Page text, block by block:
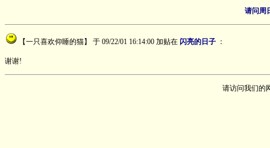
请问周
【一只喜欢仰睡的猫】 于 09/22/01 16:14:00 加贴在 闪亮的日子 ：
谢谢!
请访问我们的